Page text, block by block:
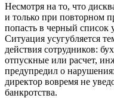
Несмотря на то, что
и только при повторном
попасть в черный список
Ситуация усугубляется
действия сотрудников:
отпускные или расчет,
предупредил о
директор вовремя не
банкротства.